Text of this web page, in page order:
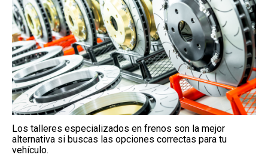
Los talleres especializados en frenos son la mejor
alternativa si buscas las opciones correctas para tu
vehículo.